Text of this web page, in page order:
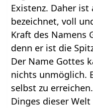
Existenz. Daher
bezeichnet, voll
Kraft des Namens
denn er ist die
Der Name Gottes
nichts unmöglich.
selbst zu
Dinges dieser Welt